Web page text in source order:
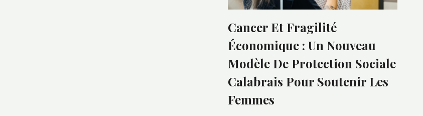
Cancer Et Fragilité
Économique : Un Nouveau
Modèle De Protection Sociale
Calabrais Pour Soutenir Les
Femmes